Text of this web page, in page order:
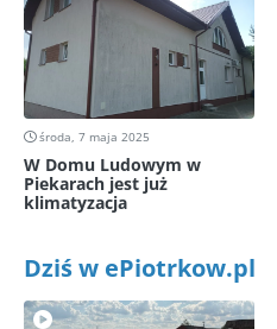
środa, 7 maja 2025
W Domu Ludowym w
Piekarach jest już
klimatyzacja
Dziś w ePiotrkow.pl